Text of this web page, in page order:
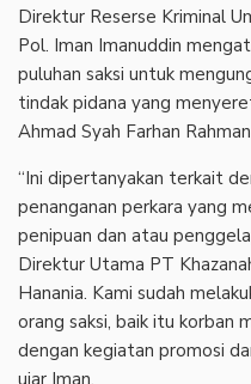
‎Direktur Reserse Kriminal
Pol. Iman Imanuddin
puluhan saksi untuk
tindak pidana yang
Ahmad Syah Farhan
‎“Ini dipertanyakan terkait
penanganan perkara yang
penipuan dan atau
Direktur Utama PT
Hanania. Kami sudah
orang saksi, baik itu korban
dengan kegiatan promosi
ujar Iman.